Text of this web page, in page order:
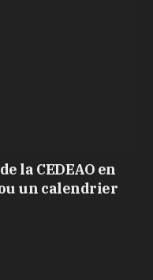
la CEDEAO en
un calendrier